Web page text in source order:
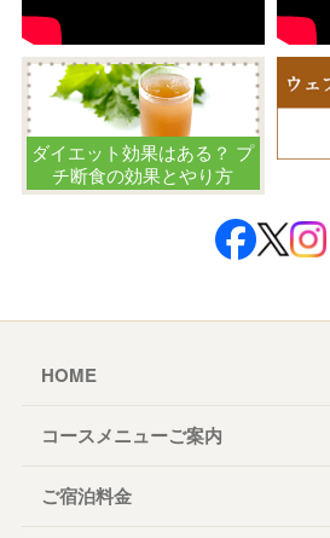
ダイエット効果はある？ プ
チ断食の効果とやり方
HOME
コースメニューご案内
ご宿泊料金